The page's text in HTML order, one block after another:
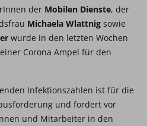
der Mobilen Dienste, der
Michaela Wlattnig sowie
wurde in den letzten Wochen
Corona Ampel für den
Infektionszahlen ist für die
und fordert vor
und Mitarbeiter in den